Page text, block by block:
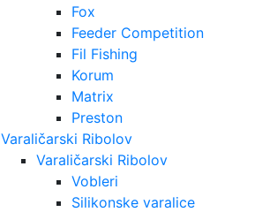
Fox
Feeder Competition
Fil Fishing
Korum
Matrix
Preston
Varaličarski Ribolov
Varaličarski Ribolov
Vobleri
Silikonske varalice